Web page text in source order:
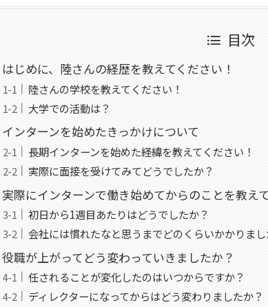
目次
はじめに、陸さんの経歴を教えてください！
陸さんの学校を教えてください！
大学での活動は？
インターンを始めたきっかけについて
長期インターンを始めた経緯を教えてください！
実際に面接を受けてみてどうでしたか？
実際にインターンで働き始めてからのことを教え
初日から1週目あたりはどうでしたか？
会社には慣れたなと思うまでどのくらいかかりまし
役職が上がってどう変わっていきましたか？
任されることが変化したのはいつからですか？
ディレクターになってからはどう変わりましたか？